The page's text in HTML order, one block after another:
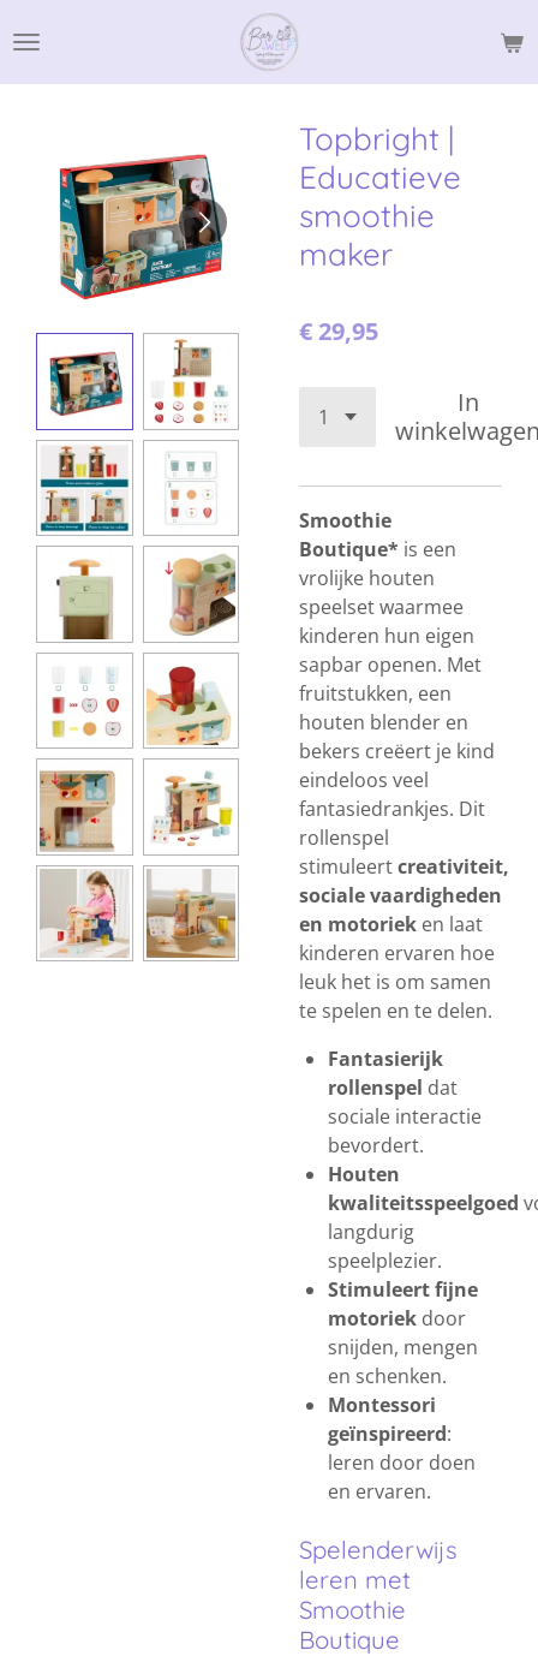
direct
naar
Topbright |
Educatieve
smoothie
maker
€ 29,95
In
Smoothie
Boutique* is een
vrolijke houten
speelset waarmee
kinderen hun eigen
sapbar openen. Met
fruitstukken, een
houten blender en
bekers creëert je kind
eindeloos veel
fantasiedrankjes. Dit
rollenspel
stimuleertcreativiteit,
sociale vaardigheden
en motoriek en laat
kinderen ervaren hoe
leuk het is om samen
te spelen en te delen.
Fantasierijk
rollenspel dat
sociale interactie
bevordert.
Houten
kwaliteitsspeelgoed
langdurig
speelplezier.
Stimuleert fijne
motoriek door
snijden, mengen
en schenken.
Montessori
geïnspireerd:
leren door doen
en ervaren.
Spelenderwijs
leren met
Smoothie
Boutique